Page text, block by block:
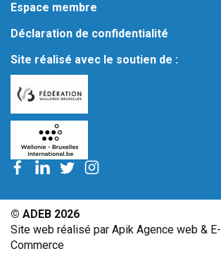
Espace membre
Déclaration de confidentialité
Site réalisé avec le soutien de :
© ADEB 2026
Site web réalisé par Apik Agence web & E-
Commerce